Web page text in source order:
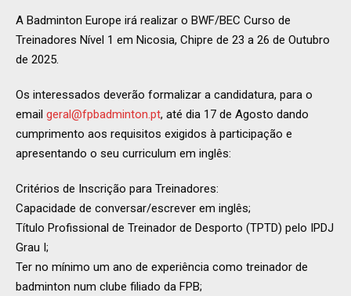
A Badminton Europe irá realizar o BWF/BEC Curso de
Treinadores Nível 1 em Nicosia, Chipre de 23 a 26 de Outubro
de 2025.
Os interessados deverão formalizar a candidatura, para o
email geral@fpbadminton.pt, até dia 17 de Agosto dando
cumprimento aos requisitos exigidos à participação e
apresentando o seu curriculum em inglês:
Critérios de Inscrição para Treinadores:
Capacidade de conversar/escrever em inglês;
Título Profissional de Treinador de Desporto (TPTD) pelo IPDJ
Grau I;
Ter no mínimo um ano de experiência como treinador de
badminton num clube filiado da FPB;